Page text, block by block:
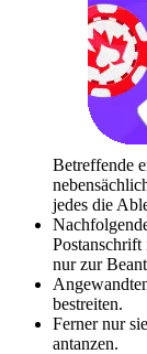
Betreffende
jedes die
nur zur
bestreiten.
Ferner nur
antanzen.